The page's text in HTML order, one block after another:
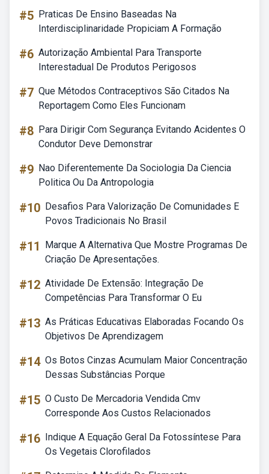
#5 Praticas De Ensino Baseadas Na
Interdisciplinaridade Propiciam A Formação
#6 Autorização Ambiental Para Transporte
Interestadual De Produtos Perigosos
#7 Que Métodos Contraceptivos São Citados Na
Reportagem Como Eles Funcionam
#8 Para Dirigir Com Segurança Evitando Acidentes O
Condutor Deve Demonstrar
#9 Nao Diferentemente Da Sociologia Da Ciencia
Politica Ou Da Antropologia
#10 Desafios Para Valorização De Comunidades E
Povos Tradicionais No Brasil
#11
Marque A Alternativa Que Mostre Programas De
Criação De Apresentações.
#12 Atividade De Extensão: Integração De
Competências Para Transformar O Eu
#13 As Práticas Educativas Elaboradas Focando Os
Objetivos De Aprendizagem
#14 Os Botos Cinzas Acumulam Maior Concentração
Dessas Substâncias Porque
#15 O Custo De Mercadoria Vendida Cmv
Corresponde Aos Custos Relacionados
#16 Indique A Equação Geral Da Fotossíntese Para
Os Vegetais Clorofilados